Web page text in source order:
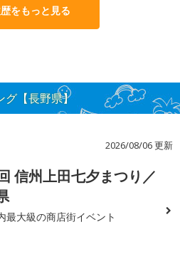
をもっと見る
グ【長野県】
2026/08/06 更新
信州上田七夕まつり／
最大級の商店街イベント